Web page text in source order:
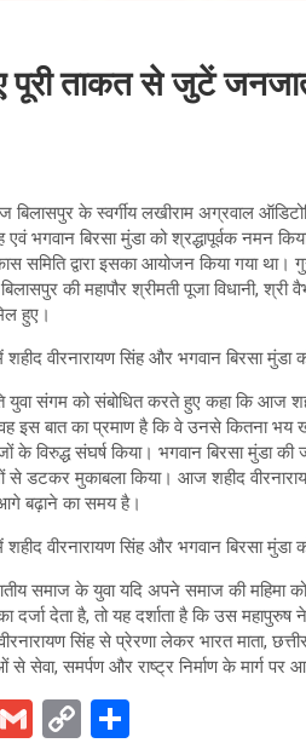
ताकत से जुटें
के स्वर्गीय लखीराम अग्रवाल
एवं भगवान बिरसा मुंडा को श्रद्धापूर्वक नमन
समिति द्वारा इसका आयोजन किया गया
की महापौर श्रीमती पूजा
हुए।
संगम को संबोधित करते हुए कहा कि आज
इस बात का प्रमाण है कि वे उनसे कितना
के विरुद्ध संघर्ष किया। भगवान बिरसा मुंडा
से डटकर मुकाबला किया। आज शहीद
बढ़ाने का समय है।
समाज के युवा यदि अपने समाज की महिमा
दर्जा देता है, तो यह दर्शाता है कि उस
सिंह से प्रेरणा लेकर भारत माता,
सेवा, समर्पण और राष्ट्र निर्माण के मार्ग पर
G
C